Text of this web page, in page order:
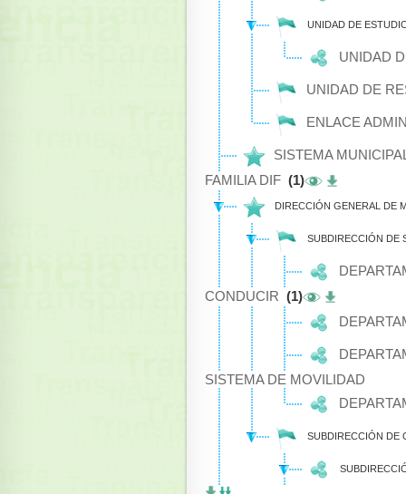
UNIDAD DE
UNIDAD
UNIDAD DE
ENLACE
SISTEMA
FAMILIA DIF (1)
DIRECCIÓN GENERAL DE
SUBDIRECCIÓN DE
CONDUCIR (1)
SISTEMA DE MOVILIDAD
SUBDIRECCIÓN DE